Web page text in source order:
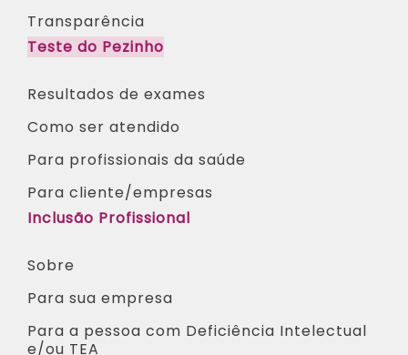
Transparência
Teste do Pezinho
Resultados de exames
Como ser atendido
Para profissionais da saúde​
Para cliente/empresas
Inclusão Profissional
Sobre
Para sua empresa
Para a pessoa com Deficiência Intelectual
e/ou TEA​